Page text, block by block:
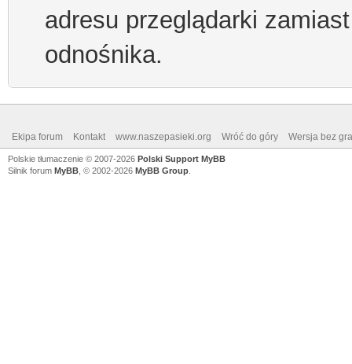
adresu przeglądarki
odnośnika.
Ekipa forum Kontakt www.naszepasieki.org Wróć do góry Wersja bez
Polskie tłumaczenie © 2007-2026 Polski Support MyBB
Silnik forum MyBB , © 2002-2026 MyBB Group